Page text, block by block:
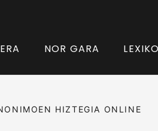
NOR GARA
HIZTEGIA ONLINE